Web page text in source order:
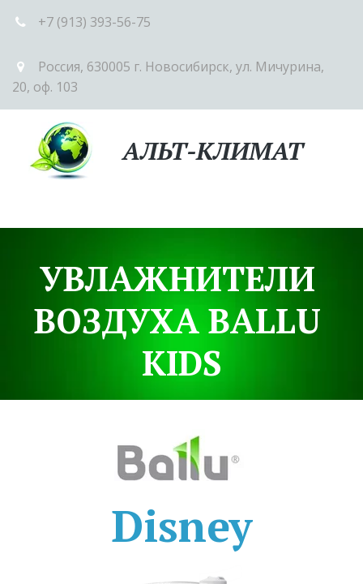
+7 (913) 393-56-75
Россия, 630005 г. Новосибирск, ул. Мичурина,
20, оф. 103
АЛЬТ-КЛИМАТ
УВЛАЖНИТЕЛИ
ВОЗДУХА BALLU
KIDS
Disney